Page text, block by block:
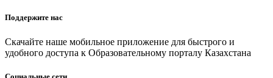
Поддержите нас
Скачайте наше мобильное приложение для быстрого и
удобного доступа к Образовательному порталу Казахстана